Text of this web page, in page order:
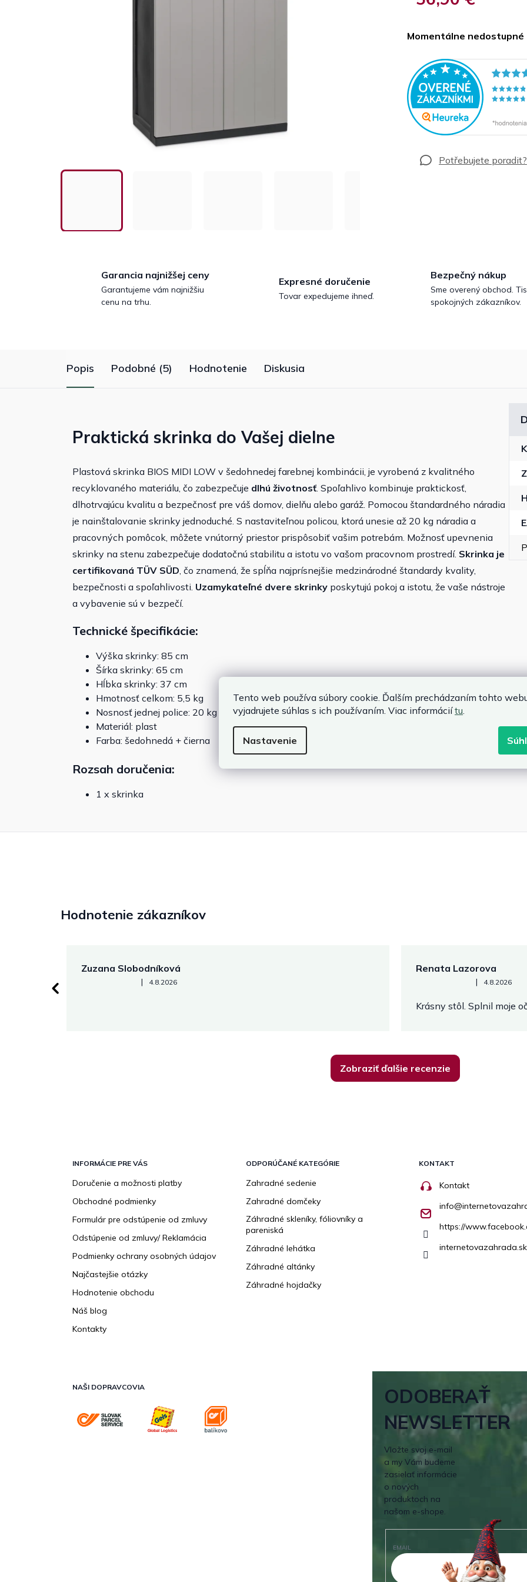
Tento web používa súbory cookie. Ďalším prechádzaním tohto
vyjadrujete súhlas s ich používaním. Viac informáciítu
Nastavenie
Momentálne nedostupné
Garancia najnižšej ceny
Garantujeme vám najnižšiu
cenu na trhu.
Expresné doručenie
Tovar expedujeme ihneď.
Bezpečný nákup
Sme overený obchod.
spokojných zákazníkov.
Popis Podobné (5) Hodnotenie Diskusia
Praktická skrinka do Vašej dielne
Plastová skrinka BIOS MIDI LOW v šedohnedej farebnej kombinácii, je vyrobená z kvalitného
recyklovaného materiálu, čo zabezpečuje dlhú životnosť. Spoľahlivo kombinuje praktickosť,
dlhotrvajúcu kvalitu a bezpečnosť pre váš domov, dielňu alebo garáž. Pomocou štandardného náradia
je nainštalovanie skrinky jednoduché. S nastaviteľnou policou, ktorá unesie až 20 kg náradia a
pracovných pomôcok, môžete vnútorný priestor prispôsobiť vašim potrebám. Možnosť upevnenia
skrinky na stenu zabezpečuje dodatočnú stabilitu a istotu vo vašom pracovnom prostredí. Skrinka je
certifikovaná TÜV SÜD, čo znamená, že spĺňa najprísnejšie medzinárodné štandardy kvality,
bezpečnosti a spoľahlivosti. Uzamykateľné dvere skrinky poskytujú pokoj a istotu, že vaše nástroje
a vybavenie sú v bezpečí.
Technické špecifikácie:
Výška skrinky: 85 cm
Šírka skrinky: 65 cm
Hĺbka skrinky: 37 cm
Hmotnosť celkom: 5,5 kg
Nosnosť jednej police: 20 kg
Materiál: plast
Farba: šedohnedá + čierna
Rozsah doručenia:
1 x skrinka
Hodnotenie zákazníkov
Zuzana Slobodníková
Hodnotenie obchodu je 5 z 5 hviezdičiek.
| 4.8.2026
Renata Lazorova
Hodnotenie obchodu je 5 z
| 4.8.2026
Krásny stôl. Splnil moje
Zobraziť ďalšie recenzie
INFORMÁCIE PRE VÁS
Doručenie a možnosti platby
Obchodné podmienky
Formulár pre odstúpenie od zmluvy
Odstúpenie od zmluvy/ Reklamácia
Podmienky ochrany osobných údajov
Najčastejšie otázky
Hodnotenie obchodu
Náš blog
Kontakty
ODPORÚČANÉ KATEGÓRIE
Zahradné sedenie
Zahradné domčeky
Záhradné skleníky, fóliovníky a
pareniská
Záhradné lehátka
Záhradné altánky
Záhradné hojdačky
KONTAKT
Kontakt
info@
https://
internetovazahrada.sk
NAŠI DOPRAVCOVIA
ODOBERAŤ
NEWSLETTER
Vložte svoj e-mail
a my Vám budeme
zasielať informácie
o nových
produktoch na
našom e-shope.
EMAIL